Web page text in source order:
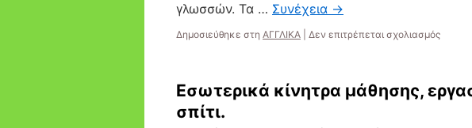
γλωσσών. Τα … Συνέχεια →
Δημοσιεύθηκε στη AΓΓΛΙΚΑ Δεν επιτρέπεται σχολιασμόςστο
Εσωτερικά κίνητρα μάθησης,
σπίτι.